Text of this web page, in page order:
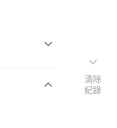
清除
紀錄